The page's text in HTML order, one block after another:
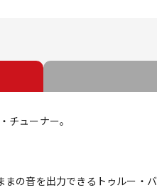
チューナー。
の音を出力できるトゥルー・